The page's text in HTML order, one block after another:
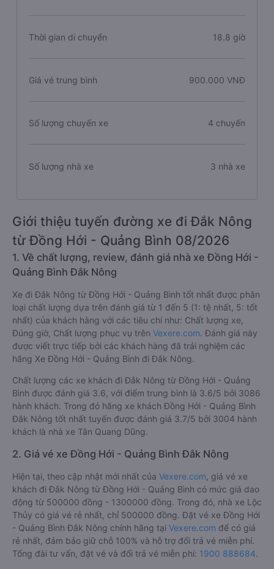
Thời gian di chuyển 18.8 giờ
Giá vé trung bình 900.000 VNĐ
Số lượng chuyến xe 4 chuyến
Số lượng nhà xe 3 nhà xe
Giới thiệu tuyến đường xe đi Đắk Nông
từ Đồng Hới - Quảng Bình 08/2026
1. Về chất lượng, review, đánh giá nhà xe Đồng Hới -
Quảng Bình Đắk Nông
Xe đi Đắk Nông từ Đồng Hới - Quảng Bình tốt nhất được phân
loại chất lượng dựa trên đánh giá từ 1 đến 5 (1: tệ nhất, 5: tốt
nhất) của khách hàng với các tiêu chí như: Chất lượng xe,
Đúng giờ, Chất lượng phục vụ trên Vexere.com. Đánh giá này
được viết trực tiếp bởi các khách hàng đã trải nghiệm các
hãng Xe Đồng Hới - Quảng Bình đi Đắk Nông.
Chất lượng các xe khách đi Đắk Nông từ Đồng Hới - Quảng
Bình được đánh giá 3.6, với điểm trung bình là 3.6/5 bởi 3086
hành khách. Trong đó hãng xe khách Đồng Hới - Quảng Bình
Đắk Nông tốt nhất tuyến được đánh giá 3.7/5 bởi 3004 hành
khách là nhà xe Tân Quang Dũng.
2. Giá vé xe Đồng Hới - Quảng Bình Đắk Nông
Hiện tại, theo cập nhật mới nhất của Vexere.com , giá vé xe
khách đi Đắk Nông từ Đồng Hới - Quảng Bình có mức giá dao
động từ 500000 đồng - 1300000 đồng. Trong đó, nhà xe Lộc
Thủy có giá vé rẻ nhất, chỉ 500000 đồng. Đặt vé xe Đồng Hới
- Quảng Bình Đắk Nông chính hãng tại Vexere.com để có giá
rẻ nhất, đảm bảo giữ chỗ 100% và hỗ trợ đổi trả vé miễn phí.
Tổng đài tư vấn, đặt vé và đổi trả vé miễn phí: 1900 888684.